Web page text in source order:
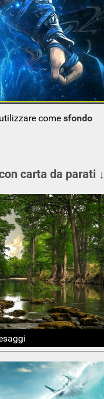
comesfondo
carta da parati ↓